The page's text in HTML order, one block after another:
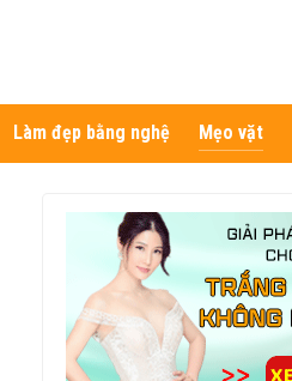
Làm đẹp bằng nghệ Mẹo vặt